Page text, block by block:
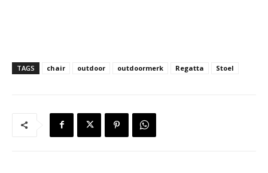
TAGS chair outdoor outdoormerk Regatta Stoel